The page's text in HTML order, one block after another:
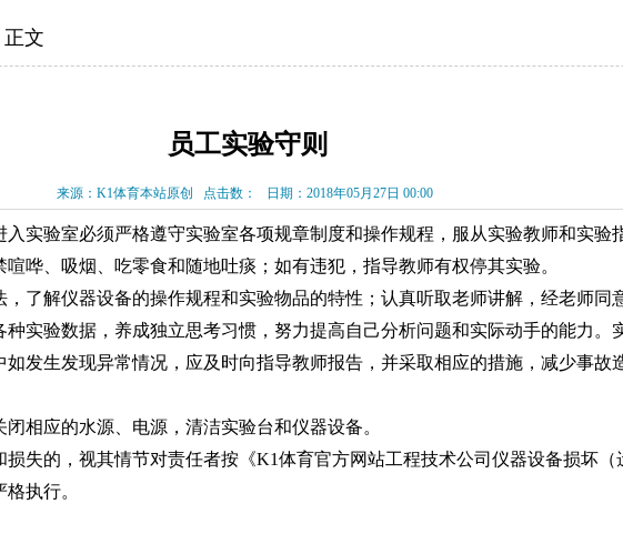
正文
员工实验守则
来源：K1体育本站原创 点击数： 日期：2018年05月27日 00:00
实验室必须严格遵守实验室各项规章制度和操作规程，服从实验教师和实验
哗、吸烟、吃零食和随地吐痰；如有违犯，指导教师有权停其实验。
了解仪器设备的操作规程和实验物品的特性；认真听取老师讲解，经老师同
实验数据，养成独立思考习惯，努力提高自己分析问题和实际动手的能力。
发生发现异常情况，应及时向指导教师报告，并采取相应的措施，减少事故
相应的水源、电源，清洁实验台和仪器设备。
失的，视其情节对责任者按《K1体育官方网站工程技术公司仪器设备损坏（
执行。